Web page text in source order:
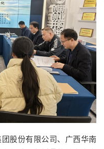
股份有限公司、广西华南